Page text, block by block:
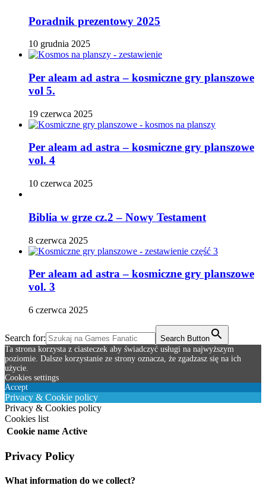
Poradnik prezentowy 2025
10 grudnia 2025
Per aleam ad astra – kosmiczne gry planszowe
vol 5.
19 czerwca 2025
Per aleam ad astra – kosmiczne gry planszowe
vol. 4
10 czerwca 2025
Biblia w grze cz.2 – Nowy Testament
8 czerwca 2025
Per aleam ad astra – kosmiczne gry planszowe
vol. 3
6 czerwca 2025
Search for:
Search Button
Ta strona korzysta z ciasteczek aby świadczyć usługi na najwyższym
poziomie. Dalsze korzystanie ze strony oznacza, że zgadzasz się na ich
użycie.
Cookies settings
Accept
Privacy & Cookie policy
Privacy & Cookies policy
Cookies list
Cookie name Active
Privacy Policy
What information do we collect?